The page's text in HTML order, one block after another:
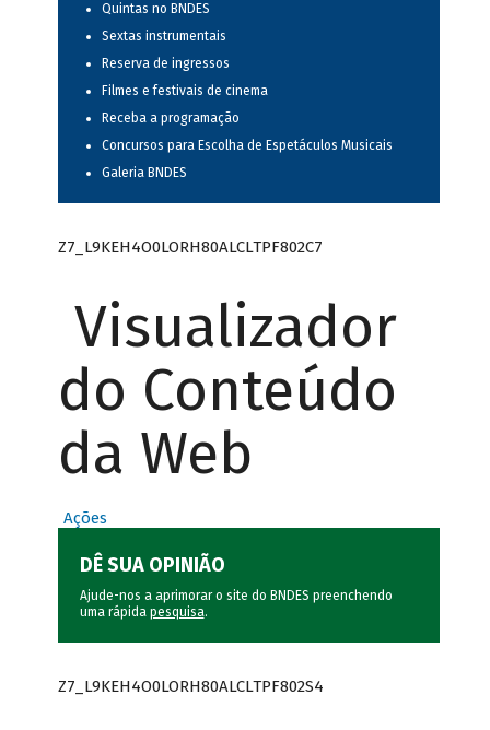
Quintas no BNDES
Sextas instrumentais
Reserva de ingressos
Filmes e festivais de cinema
Receba a programação
Concursos para Escolha de Espetáculos Musicais
Galeria BNDES
Z7_L9KEH4O0LORH80ALCLTPF802C7
Visualizador
do Conteúdo
da Web
Ações
DÊ SUA OPINIÃO
Ajude-nos a aprimorar o site do BNDES preenchendo
uma rápida pesquisa.
Z7_L9KEH4O0LORH80ALCLTPF802S4